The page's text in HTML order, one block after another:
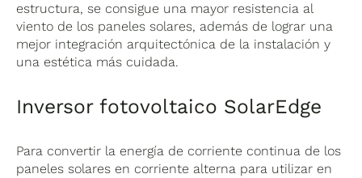
estructura, se consigue una mayor resistencia al
viento de los paneles solares, además de lograr una
mejor integración arquitectónica de la instalación y
una estética más cuidada.
Inversor fotovoltaico SolarEdge
Para convertir la energía de corriente continua de los
paneles solares en corriente alterna para utilizar en